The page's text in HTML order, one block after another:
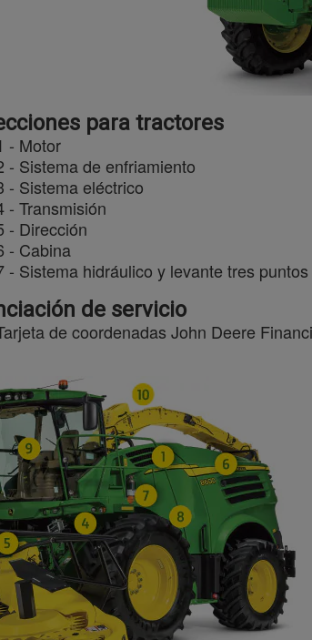
para tractores
- Motor
- Sistema de enfriamiento
- Sistema eléctrico
- Transmisión
- Dirección
- Cabina
- Sistema hidráulico y levante tres puntos
de servicio
de coordenadas John Deere